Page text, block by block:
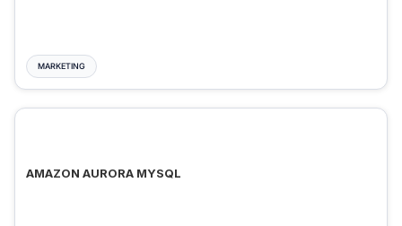
MARKETING
AMAZON AURORA MYSQL